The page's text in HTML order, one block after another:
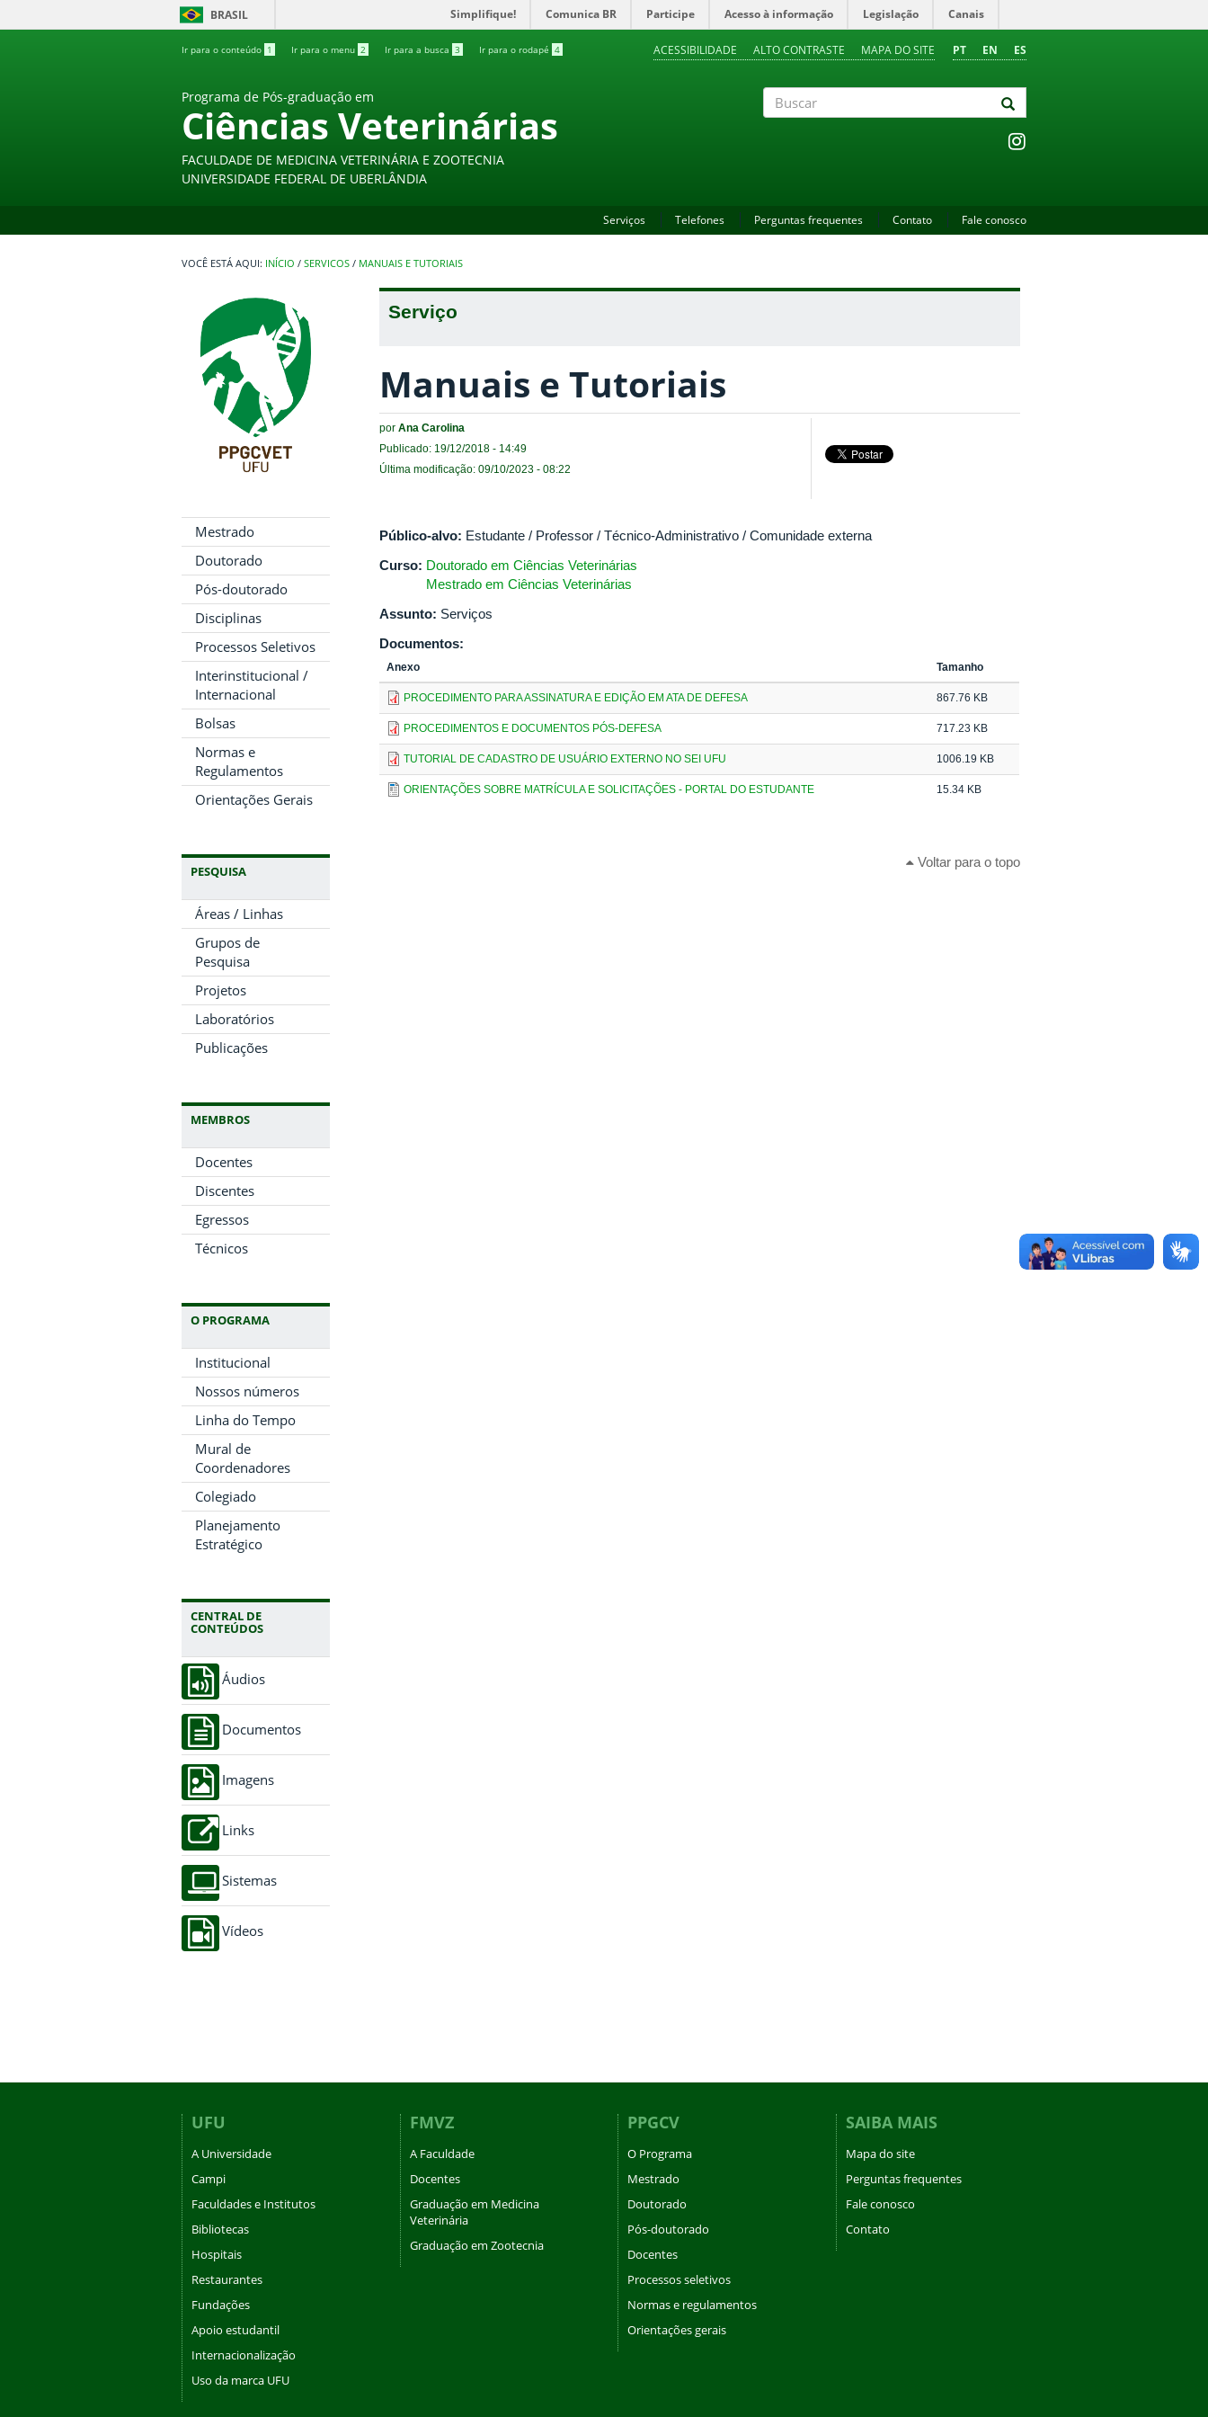
BRASIL Simplifique! Comunica BR Participe Acesso à informação Legislação Canais
Ir para o conteúdo 1 Ir para o menu 2 Ir para a busca 3 Ir para o rodapé 4 PT EN ES
ACESSIBILIDADE ALTO CONTRASTE MAPA DO SITE
Programa de Pós-graduação em
Ciências Veterinárias
FACULDADE DE MEDICINA VETERINÁRIA E ZOOTECNIA
UNIVERSIDADE FEDERAL DE UBERLÂNDIA
Serviços Telefones Perguntas frequentes Contato Fale conosco
INÍCIO / SERVICOS / MANUAIS E TUTORIAIS
Mestrado
Doutorado
Pós-doutorado
Disciplinas
Processos Seletivos
Interinstitucional /
Internacional
Bolsas
Normas e
Regulamentos
Orientações Gerais
PESQUISA
Áreas / Linhas
Grupos de
Pesquisa
Projetos
Laboratórios
Publicações
MEMBROS
Docentes
Discentes
Egressos
Técnicos
O PROGRAMA
Institucional
Nossos números
Linha do Tempo
Mural de
Coordenadores
Colegiado
Planejamento
Estratégico
CENTRAL DE
CONTEÚDOS
Áudios
Documentos
Imagens
Links
Sistemas
Vídeos
Serviço
Manuais e Tutoriais
por Ana Carolina
Publicado: 19/12/2018 - 14:49
Última modificação: 09/10/2023 - 08:22
Público-alvo: Estudante / Professor / Técnico-Administrativo / Comunidade externa
Curso: Doutorado em Ciências Veterinárias
Mestrado em Ciências Veterinárias
Assunto: Serviços
Documentos:
Anexo Tamanho
PROCEDIMENTO PARA ASSINATURA E EDIÇÃO EM ATA DE DEFESA 867.76 KB
PROCEDIMENTOS E DOCUMENTOS PÓS-DEFESA 717.23 KB
TUTORIAL DE CADASTRO DE USUÁRIO EXTERNO NO SEI UFU 1006.19 KB
ORIENTAÇÕES SOBRE MATRÍCULA E SOLICITAÇÕES - PORTAL DO ESTUDANTE 15.34 KB
Voltar para o topo
UFU
A Universidade
Campi
Faculdades e Institutos
Bibliotecas
Hospitais
Restaurantes
Fundações
Apoio estudantil
Internacionalização
Uso da marca UFU
FMVZ
A Faculdade
Docentes
Graduação em Medicina
Veterinária
Graduação em Zootecnia
PPGCV
O Programa
Mestrado
Doutorado
Pós-doutorado
Docentes
Processos seletivos
Normas e regulamentos
Orientações gerais
SAIBA MAIS
Mapa do site
Perguntas frequentes
Fale conosco
Contato